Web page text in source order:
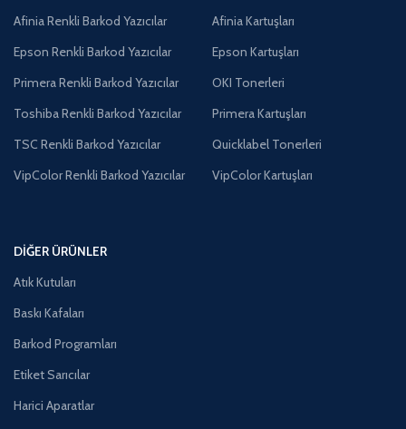
Afinia Renkli Barkod Yazıcılar
Epson Renkli Barkod Yazıcılar
Primera Renkli Barkod Yazıcılar
Toshiba Renkli Barkod Yazıcılar
TSC Renkli Barkod Yazıcılar
VipColor Renkli Barkod Yazıcılar
Afinia Kartuşları
Epson Kartuşları
OKI Tonerleri
Primera Kartuşları
Quicklabel Tonerleri
VipColor Kartuşları
DIĞER ÜRÜNLER
Atık Kutuları
Baskı Kafaları
Barkod Programları
Etiket Sarıcılar
Harici Aparatlar